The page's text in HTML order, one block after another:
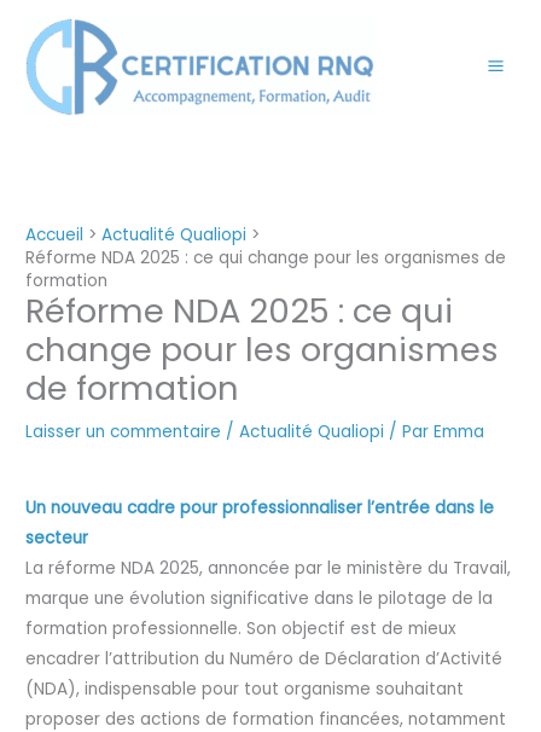
contenu
Accueil
Actualité Qualiopi
Réforme NDA 2025 : ce qui change pour les organismes de
formation
Réforme NDA 2025 : ce qui
change pour les organismes
de formation
Laisser un commentaire /Actualité Qualiopi / ParEmma
Un nouveau cadre pour professionnaliser l’entrée dans le
secteur
La réforme NDA 2025, annoncée par le ministère du Travail,
marque une évolution significative dans le pilotage de la
formation professionnelle. Son objectif est de mieux
encadrer l’attribution du Numéro de Déclaration d’Activité
(NDA), indispensable pour tout organisme souhaitant
proposer des actions de formation financées, notamment